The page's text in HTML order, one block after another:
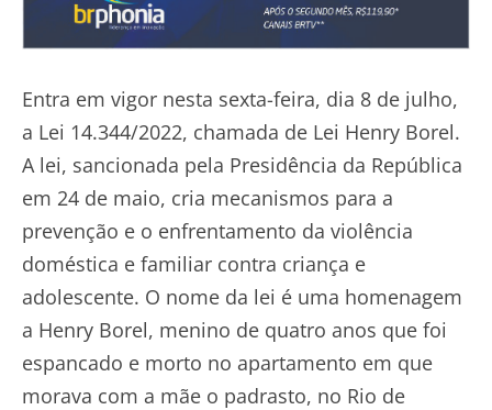
Entra em vigor nesta sexta-feira, dia 8 de julho,
a Lei 14.344/2022, chamada de Lei Henry Borel.
A lei, sancionada pela Presidência da República
em 24 de maio, cria mecanismos para a
prevenção e o enfrentamento da violência
doméstica e familiar contra criança e
adolescente. O nome da lei é uma homenagem
a Henry Borel, menino de quatro anos que foi
espancado e morto no apartamento em que
morava com a mãe o padrasto, no Rio de